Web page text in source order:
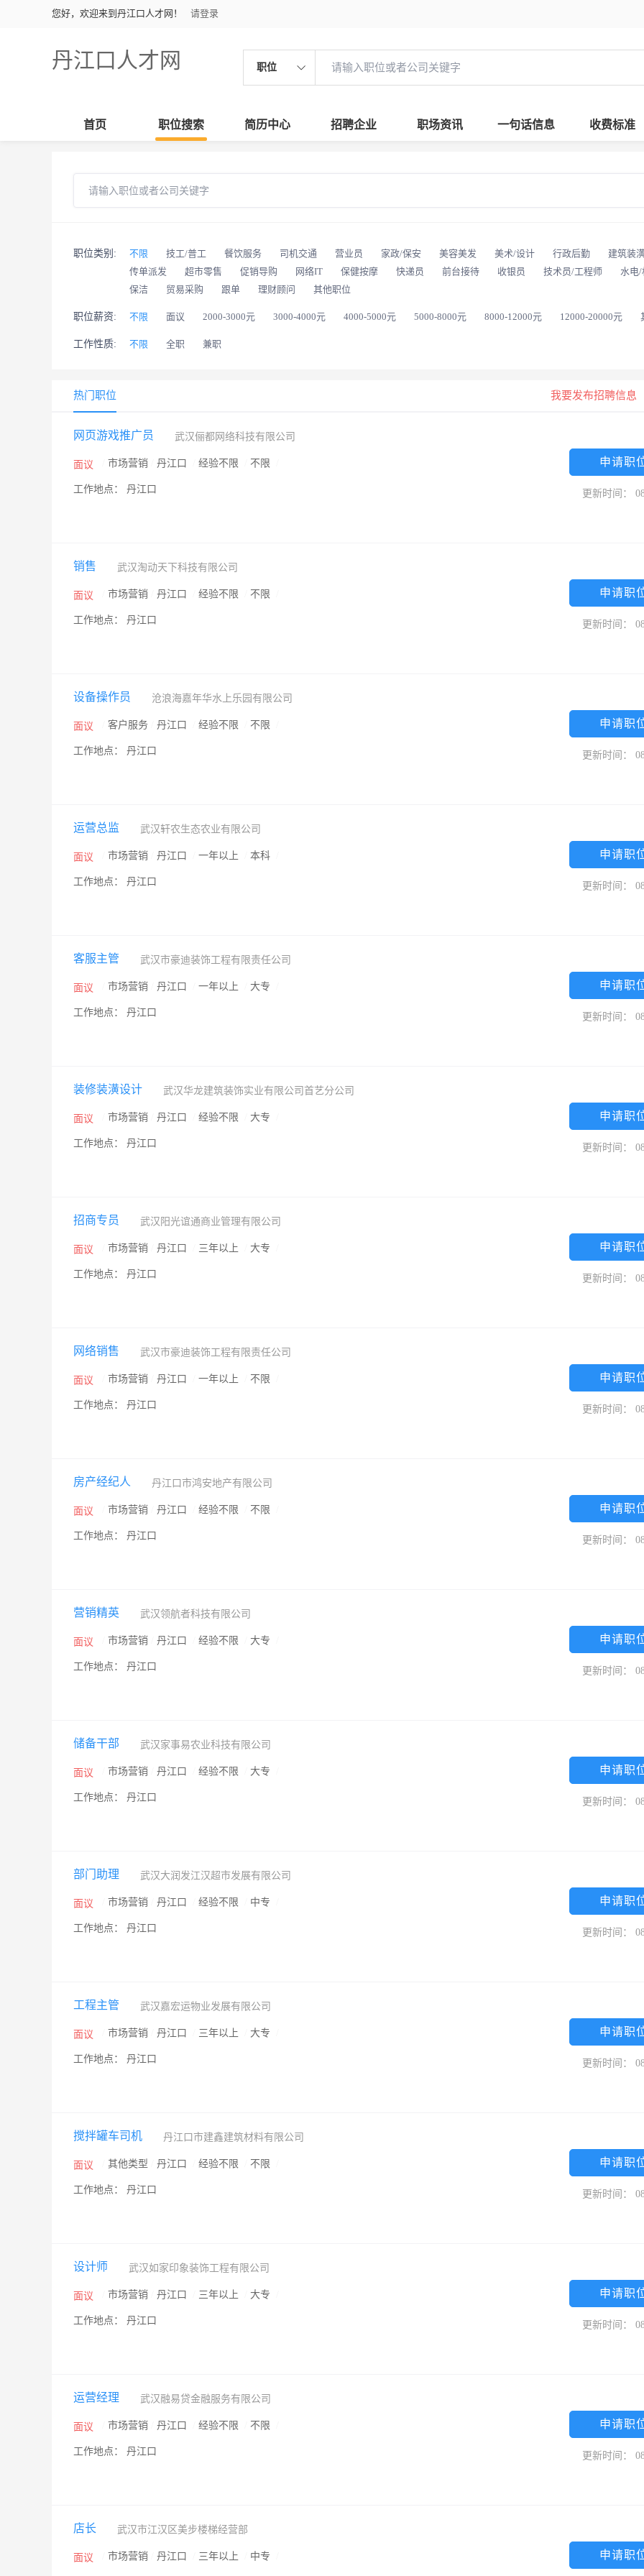
您好，欢迎来到丹江口人才网！ 请登录
丹江口人才网 职位
首页 职位搜索 简历中心 招聘企业 职场资讯 一句话信息 收费标准
职位类别: 不限 技工/普工 餐饮服务 司机交通 营业员 家政/保安 美容美发 美术/设计 行政后勤 建筑装
传单派发
超市零售 促销导购 网络IT 保健按摩 快递员 前台接待 收银员 技术员/工程师 水电/
保洁
贸易采购 跟单 理财顾问 其他职位
职位薪资: 不限 面议 2000-3000元 3000-4000元 4000-5000元 5000-8000元 8000-12000元 12000-20000元
工作性质: 不限 全职 兼职
热门职位 我要发布招聘信息
网页游戏推广员 武汉俪都网络科技有限公司
面议 市场营销 丹江口 经验不限 不限
工作地点： 丹江口
申请职
更新时间：
销售 武汉淘动天下科技有限公司
面议 市场营销 丹江口 经验不限 不限
工作地点： 丹江口
申请职
更新时间：
设备操作员 沧浪海嘉年华水上乐园有限公司
面议 客户服务 丹江口 经验不限 不限
工作地点： 丹江口
申请职
更新时间：
运营总监 武汉轩农生态农业有限公司
面议 市场营销 丹江口 一年以上 本科
工作地点： 丹江口
申请职
更新时间：
客服主管 武汉市豪迪装饰工程有限责任公司
面议 市场营销 丹江口 一年以上 大专
工作地点： 丹江口
申请职
更新时间：
装修装潢设计 武汉华龙建筑装饰实业有限公司首艺分公司
面议 市场营销 丹江口 经验不限 大专
工作地点： 丹江口
申请职
更新时间：
招商专员 武汉阳光谊通商业管理有限公司
面议 市场营销 丹江口 三年以上 大专
工作地点： 丹江口
申请职
更新时间：
网络销售 武汉市豪迪装饰工程有限责任公司
面议 市场营销 丹江口 一年以上 不限
工作地点： 丹江口
申请职
更新时间：
房产经纪人 丹江口市鸿安地产有限公司
面议 市场营销 丹江口 经验不限 不限
工作地点： 丹江口
申请职
更新时间：
营销精英 武汉领航者科技有限公司
面议 市场营销 丹江口 经验不限 大专
工作地点： 丹江口
申请职
更新时间：
储备干部 武汉家事易农业科技有限公司
面议 市场营销 丹江口 经验不限 大专
工作地点： 丹江口
申请职
更新时间：
部门助理 武汉大润发江汉超市发展有限公司
面议 市场营销 丹江口 经验不限 中专
工作地点： 丹江口
申请职
更新时间：
工程主管 武汉嘉宏运物业发展有限公司
面议 市场营销 丹江口 三年以上 大专
工作地点： 丹江口
申请职
更新时间：
搅拌罐车司机 丹江口市建鑫建筑材料有限公司
面议 其他类型 丹江口 经验不限 不限
工作地点： 丹江口
申请职
更新时间：
设计师 武汉如家印象装饰工程有限公司
面议 市场营销 丹江口 三年以上 大专
工作地点： 丹江口
申请职
更新时间：
运营经理 武汉融易贷金融服务有限公司
面议 市场营销 丹江口 经验不限 不限
工作地点： 丹江口
申请职
更新时间：
店长 武汉市江汉区美步楼梯经营部
面议 市场营销 丹江口 三年以上 中专 申请职